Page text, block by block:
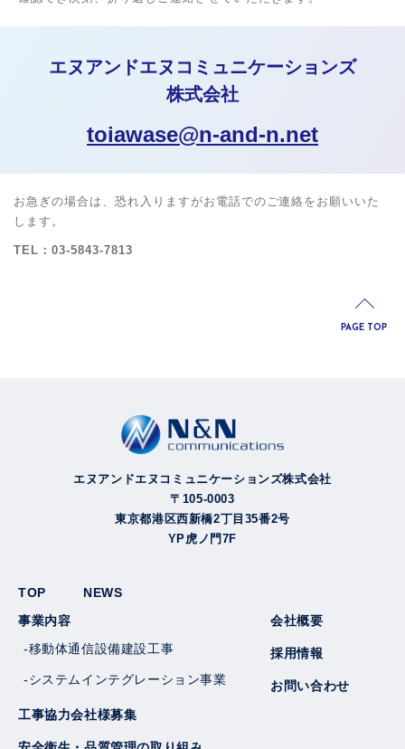
エヌアンドエヌコミュニケーションズ
株式会社
toiawase@n-and-n.net
お急ぎの場合は、恐れ入りますがお電話でのご連絡をお願いいた
します。
TEL：03-5843-7813
PAGE TOP
エヌアンドエヌコミュニケーションズ株式会社
〒105-0003
東京都港区西新橋2丁目35番2号
YP虎ノ門7F
TOP
NEWS
事業内容
-移動体通信設備建設工事
-システムインテグレーション事業
工事協力会社様募集
会社概要
採用情報
お問い合わせ